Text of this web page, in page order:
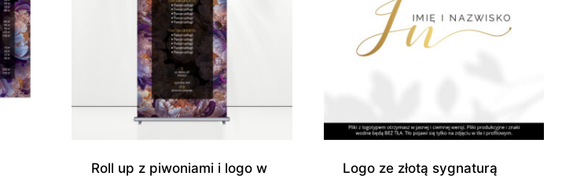
Roll up z piwoniami i logo w Logo ze złotą sygnaturą